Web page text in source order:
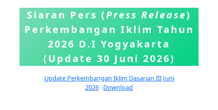
Siaran Pers (Press Release)
Perkembangan Iklim Tahun
2026 D.I Yogyakarta
(Update 30 Juni 2026)
Update Perkembangan Iklim Dasarian III Juni
2026 Download